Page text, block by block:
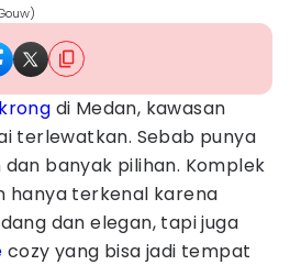
di Medan, kawasan
terlewatkan. Sebab punya
banyak pilihan. Komplek
hanya terkenal karena
dan elegan, tapi juga
cozy yang bisa jadi tempat